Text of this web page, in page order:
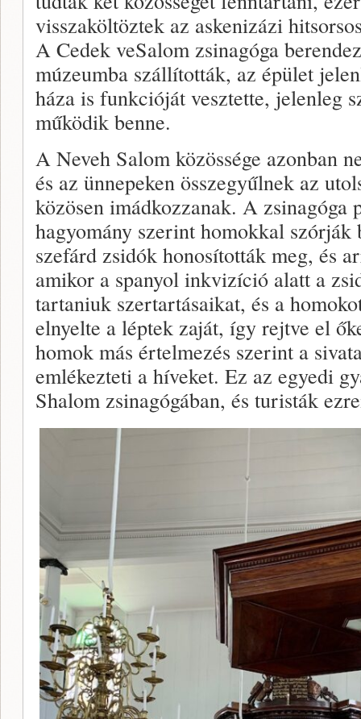
visszaköltöztek az askenizázi
A Cedek veSalom zsinagóga
múzeumba szállították, az épület
háza is funkcióját vesztette, jelenleg
működik benne.
A Neveh Salom közössége azonban
és az ünnepeken összegyűlnek az
közösen imádkozzanak. A zsinagóga
hagyomány szerint homokkal szórják
szefárd zsidók honosították meg, és
amikor a spanyol inkvizíció alatt a
tartaniuk szertartásaikat, és a
elnyelte a léptek zaját, így rejtve el
homok más értelmezés szerint a
emlékezteti a híveket. Ez az egyedi
Shalom zsinagógában, és turisták